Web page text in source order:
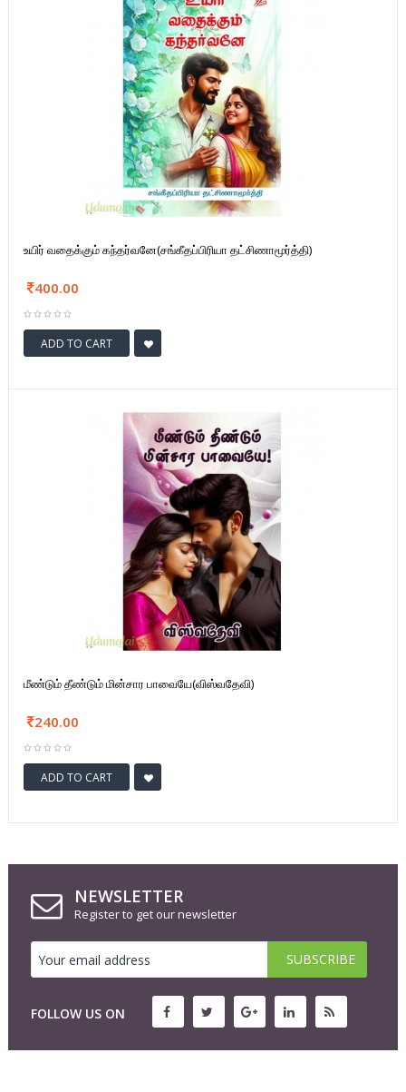
உயிர் வதைக்கும் கந்தர்வனே(சங்கீதப்பிரியா தட்சிணாமூர்த்தி)
400.00
ADD TO CART
மீண்டும் தீண்டும் மின்சார பாவையே(விஸ்வதேவி)
240.00
ADD TO CART
NEWSLETTER
Register to get our newsletter
FOLLOW US ON